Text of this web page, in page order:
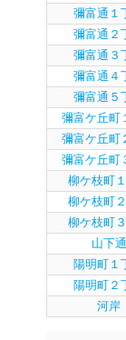
彌富通１
彌富通２
彌富通３
彌富通４
彌富通５
彌富ケ丘町
彌富ケ丘町
彌富ケ丘町
柳ケ枝町
柳ケ枝町
柳ケ枝町
山下通
陽明町１
陽明町２
河岸